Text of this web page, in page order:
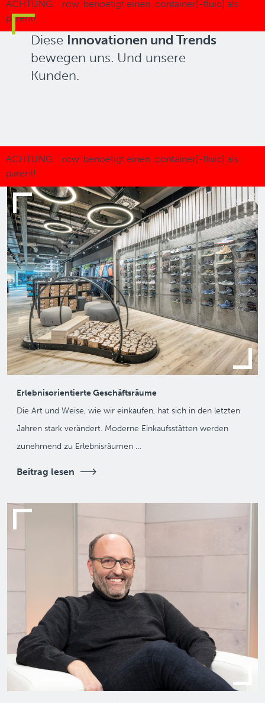
Diese Innovationen und Trends
bewegen uns. Und unsere
Kunden.
Erlebnisorientierte Geschäftsräume
Die Art und Weise, wie wir einkaufen, hat sich in den letzten
Jahren stark verändert. Moderne Einkaufsstätten werden
zunehmend zu Erlebnisräumen …
Beitrag lesen